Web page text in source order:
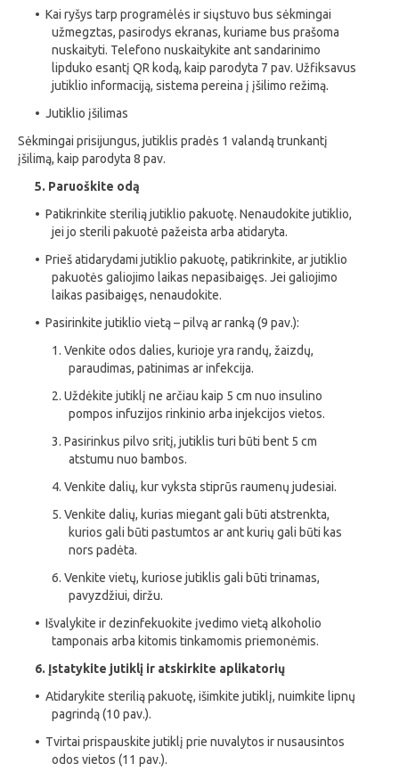
• Kai ryšys tarp programėlės ir siųstuvo bus sėkmingai
užmegztas, pasirodys ekranas, kuriame bus prašoma
nuskaityti. Telefono nuskaitykite ant sandarinimo
lipduko esantį QR kodą, kaip parodyta 7 pav. Užfiksavus
jutiklio informaciją, sistema pereina į įšilimo režimą.
• Jutiklio įšilimas
Sėkmingai prisijungus, jutiklis pradės 1 valandą trunkantį
įšilimą, kaip parodyta 8 pav.
5. Paruoškite odą
• Patikrinkite sterilią jutiklio pakuotę. Nenaudokite jutiklio,
jei jo sterili pakuotė pažeista arba atidaryta.
• Prieš atidarydami jutiklio pakuotę, patikrinkite, ar jutiklio
pakuotės galiojimo laikas nepasibaigęs. Jei galiojimo
laikas pasibaigęs, nenaudokite.
• Pasirinkite jutiklio vietą – pilvą ar ranką (9 pav.):
1. Venkite odos dalies, kurioje yra randų, žaizdų,
paraudimas, patinimas ar infekcija.
2. Uždėkite jutiklį ne arčiau kaip 5 cm nuo insulino
pompos infuzijos rinkinio arba injekcijos vietos.
3. Pasirinkus pilvo sritį, jutiklis turi būti bent 5 cm
atstumu nuo bambos.
4. Venkite dalių, kur vyksta stiprūs raumenų judesiai.
5. Venkite dalių, kurias miegant gali būti atstrenkta,
kurios gali būti pastumtos ar ant kurių gali būti kas
nors padėta.
6. Venkite vietų, kuriose jutiklis gali būti trinamas,
pavyzdžiui, diržu.
• Išvalykite ir dezinfekuokite įvedimo vietą alkoholio
tamponais arba kitomis tinkamomis priemonėmis.
6. Įstatykite jutiklį ir atskirkite aplikatorių
• Atidarykite sterilią pakuotę, išimkite jutiklį, nuimkite lipnų
pagrindą (10 pav.).
• Tvirtai prispauskite jutiklį prie nuvalytos ir nusausintos
odos vietos (11 pav.).